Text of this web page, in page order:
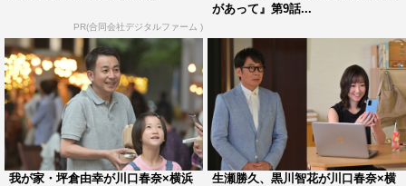
PR(合同会社デジタルファーム )
があって』第9話...
我が家・坪倉由幸が川口春奈×横浜
生瀬勝久、黒川智花が川口春奈×横